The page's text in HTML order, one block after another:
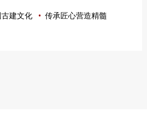
建文化 • 传承匠心营造精髓